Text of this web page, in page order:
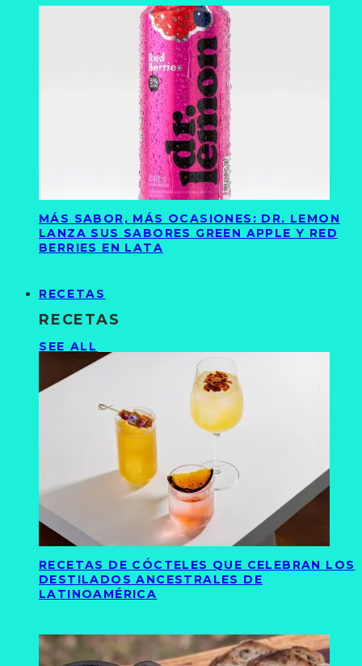
MÁS SABOR, MÁS OCASIONES: DR. LEMON
LANZA SUS SABORES GREEN APPLE Y RED
BERRIES EN LATA
RECETAS
RECETAS
SEE ALL
RECETAS DE CÓCTELES QUE CELEBRAN LOS
DESTILADOS ANCESTRALES DE
LATINOAMÉRICA